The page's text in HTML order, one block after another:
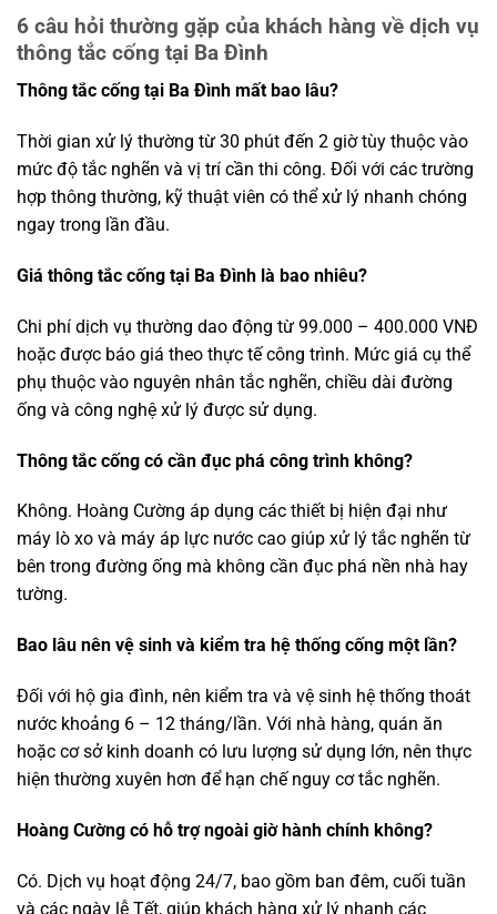
6 câu hỏi thường gặp của khách hàng về dịch vụ
thông tắc cống tại Ba Đình
Thông tắc cống tại Ba Đình mất bao lâu?
Thời gian xử lý thường từ 30 phút đến 2 giờ tùy thuộc vào
mức độ tắc nghẽn và vị trí cần thi công. Đối với các trường
hợp thông thường, kỹ thuật viên có thể xử lý nhanh chóng
ngay trong lần đầu.
Giá thông tắc cống tại Ba Đình là bao nhiêu?
Chi phí dịch vụ thường dao động từ 99.000 – 400.000 VNĐ
hoặc được báo giá theo thực tế công trình. Mức giá cụ thể
phụ thuộc vào nguyên nhân tắc nghẽn, chiều dài đường
ống và công nghệ xử lý được sử dụng.
Thông tắc cống có cần đục phá công trình không?
Không. Hoàng Cường áp dụng các thiết bị hiện đại như
máy lò xo và máy áp lực nước cao giúp xử lý tắc nghẽn từ
bên trong đường ống mà không cần đục phá nền nhà hay
tường.
Bao lâu nên vệ sinh và kiểm tra hệ thống cống một lần?
Đối với hộ gia đình, nên kiểm tra và vệ sinh hệ thống thoát
nước khoảng 6 – 12 tháng/lần. Với nhà hàng, quán ăn
hoặc cơ sở kinh doanh có lưu lượng sử dụng lớn, nên thực
hiện thường xuyên hơn để hạn chế nguy cơ tắc nghẽn.
Hoàng Cường có hỗ trợ ngoài giờ hành chính không?
Có. Dịch vụ hoạt động 24/7, bao gồm ban đêm, cuối tuần
và các ngày lễ Tết, giúp khách hàng xử lý nhanh các